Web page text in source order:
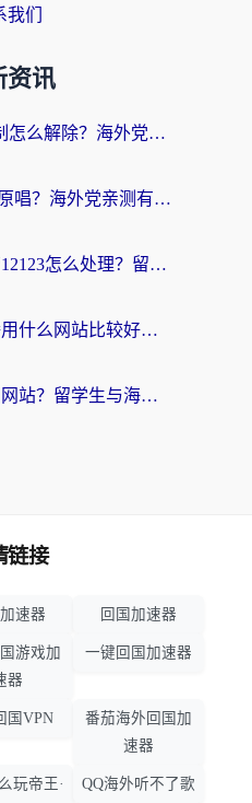
我们
资讯
优酷手机app地域限制怎么解除？海外党亲测有效的追剧方案
全民K歌国外如何听原唱？海外党亲测有效的回国加速器选择指南
在海外如果使用交管12123怎么处理？留学生亲测有效的回国加速方案
海外看国内电视直播用什么网站比较好？一篇解决你所有追剧难题的实用指南
在国外如何打开中国网站？留学生与海外华人的无缝访问指南
链接
速器 回国加速器
游戏加
器
一键回国加速器
国VPN
番茄海外回国加
速器
玩帝王· QQ海外听不了歌